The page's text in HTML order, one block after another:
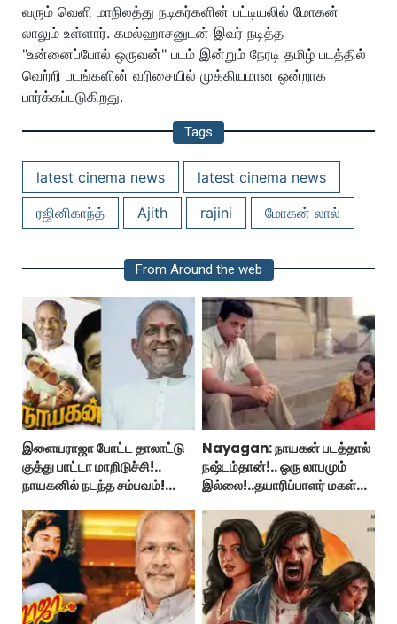
வரும் வெளி மாநிலத்து நடிகர்களின் பட்டியலில் மோகன்
லாலும் உள்ளார். கமல்ஹாசனுடன் இவர் நடித்த
"உன்னைப்போல் ஒருவன்" படம் இன்றும் நேரடி தமிழ் படத்தில்
வெற்றி படங்களின் வரிசையில் முக்கியமான ஒன்றாக
பார்க்கப்படுகிறது.
Tags
latest cinema news
latest cinema news
ரஜினிகாந்த்
Ajith rajini மோகன் லால்
From Around the web
இளையராஜா போட்ட தாலாட்டு
குத்து பாட்டா மாறிடுச்சி!..
நாயகனில் நடந்த சம்பவம்!...
Nayagan: நாயகன் படத்தால்
நஷ்டம்தான்!.. ஒரு லாபமும்
இல்லை!..தயாரிப்பாளர் மகள்